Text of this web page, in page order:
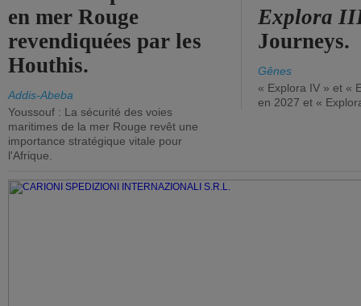
en mer Rouge
revendiquées par les
Houthis.
Addis-Abeba
Youssouf : La sécurité des voies
maritimes de la mer Rouge revêt une
importance stratégique vitale pour
l'Afrique.
Explora
Journeys.
Gênes
« Explora IV » et «
en 2027 et «